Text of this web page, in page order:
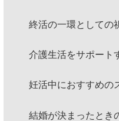
終活の一環としての
介護生活をサポート
妊活中におすすめの
結婚が決まったとき